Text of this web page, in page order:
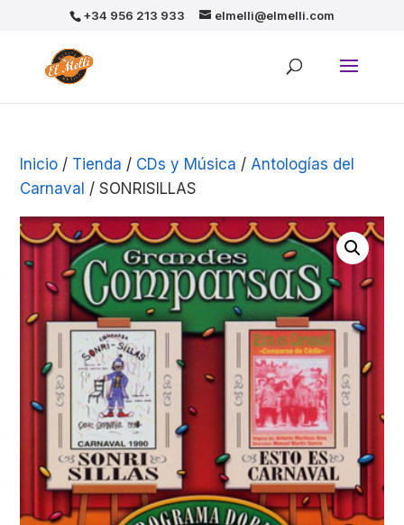
+34 956 213 933 elmelli@elmelli.com
Inicio / Tienda / CDs y Música / Antologías del
Carnaval / SONRISILLAS